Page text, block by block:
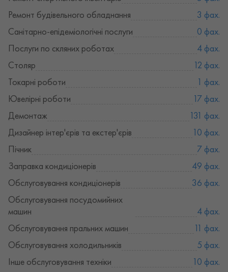
Ремонт будівельного обладнання
3 фах.
Санітарно-епідеміологічні послуги
0 фах.
Послуги по скляних роботах
4 фах.
Столяр
12 фах.
Токарні роботи
1 фах.
Ювелірні роботи
17 фах.
Демонтаж
131 фах.
Дизайнер інтер'єрів та екстер'єрів
10 фах.
Пічник
7 фах.
Заправка кондиціонерів
49 фах.
Обслуговування кондиціонерів
36 фах.
Обслуговування посудомийних
машин
4 фах.
Обслуговування пральних машин
11 фах.
Обслуговування холодильників
5 фах.
Інше обслуговування техніки
10 фах.